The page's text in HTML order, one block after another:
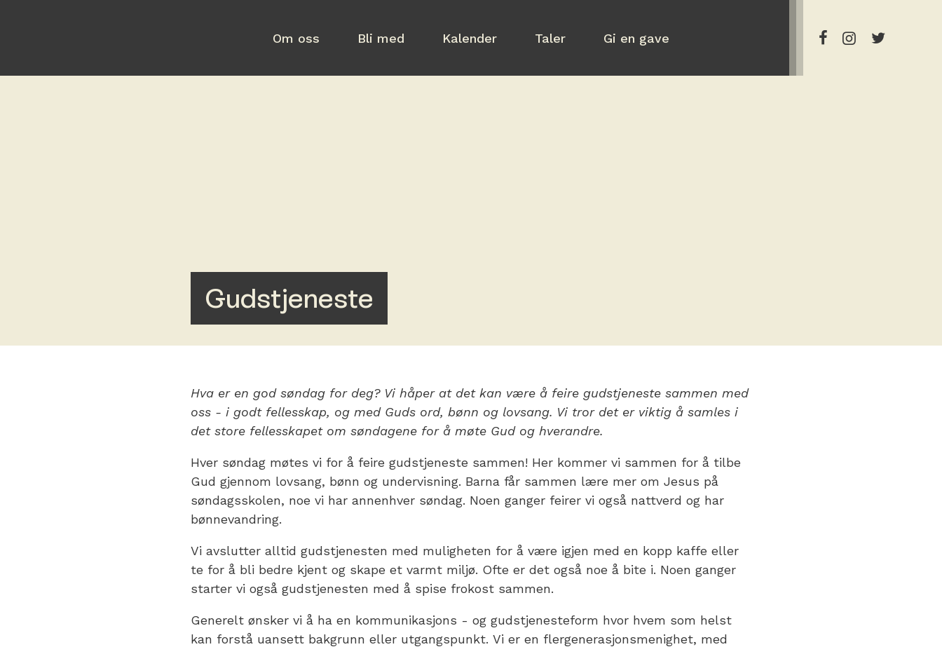
Om oss Bli med Kalender Taler Gi en gave
Gudstjeneste
Hva er en god søndag for deg? Vi håper at det kan være å feire gudstjeneste sammen med
oss - i godt fellesskap, og med Guds ord, bønn og lovsang. Vi tror det er viktig å samles i
det store fellesskapet om søndagene for å møte Gud og hverandre.
Hver søndag møtes vi for å feire gudstjeneste sammen! Her kommer vi sammen for å tilbe
Gud gjennom lovsang, bønn og undervisning. Barna får sammen lære mer om Jesus på
søndagsskolen, noe vi har annenhver søndag. Noen ganger feirer vi også nattverd og har
bønnevandring.
Vi avslutter alltid gudstjenesten med muligheten for å være igjen med en kopp kaffe eller
te for å bli bedre kjent og skape et varmt miljø. Ofte er det også noe å bite i. Noen ganger
starter vi også gudstjenesten med å spise frokost sammen.
Generelt ønsker vi å ha en kommunikasjons - og gudstjenesteform hvor hvem som helst
kan forstå uansett bakgrunn eller utgangspunkt. Vi er en flergenerasjonsmenighet, med